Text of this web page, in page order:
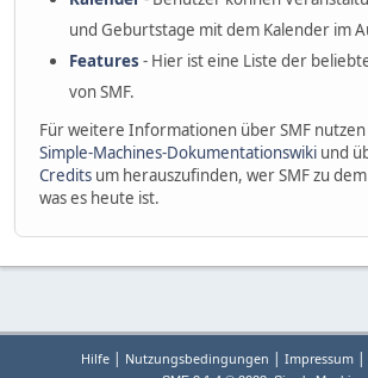
und Geburtstage mit dem Kalender im
Features - Hier ist eine Liste der
von SMF.
Für weitere Informationen über SMF nutzen
Simple-Machines-Dokumentationswiki und
Credits um herauszufinden, wer SMF zu
was es heute ist.
Hilfe | Nutzungsbedingungen | Impressum |